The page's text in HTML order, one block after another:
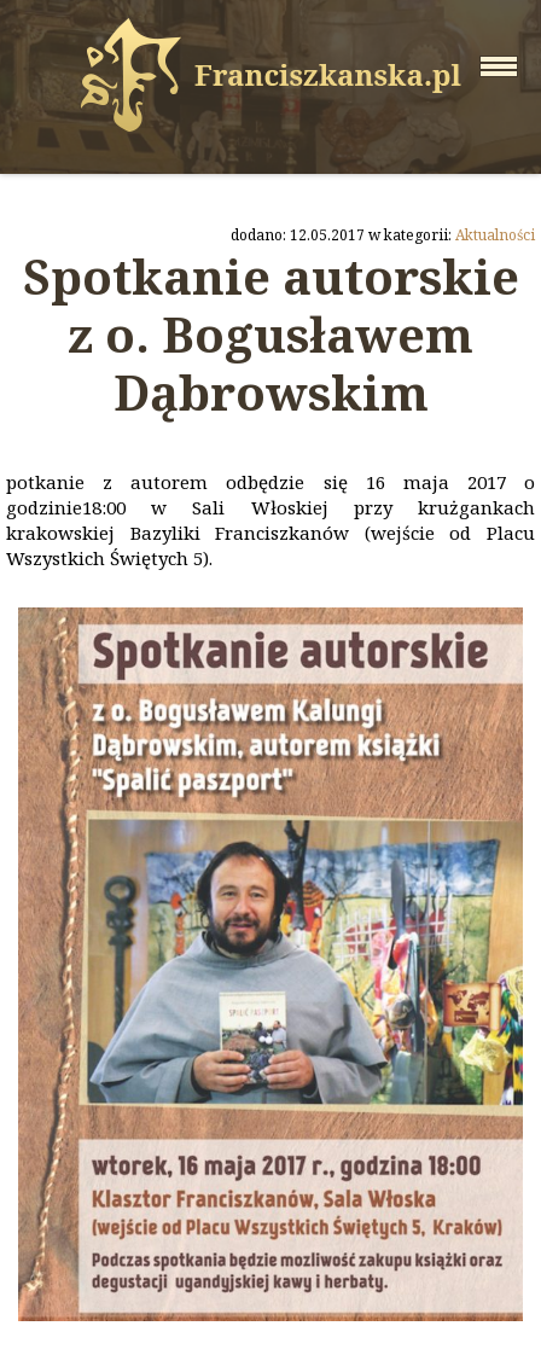
dodano: 12.05.2017 w kategorii: Aktualności
Spotkanie autorskie
z o. Bogusławem
Dąbrowskim
potkanie z autorem odbędzie się 16 maja 2017 o
godzinie18:00 w Sali Włoskiej przy krużgankach
krakowskiej Bazyliki Franciszkanów (wejście od Placu
Wszystkich Świętych 5).